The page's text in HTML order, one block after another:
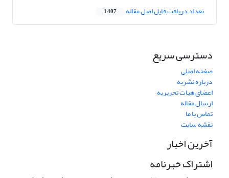
تعداد دریافت فایل اصل مقاله 1,407
دسترسی سریع
صفحه اصلی
درباره نشریه
اعضای هیات تحریریه
ارسال مقاله
تماس با ما
نقشه سایت
آخرین اخبار
اشتراک خبرنامه